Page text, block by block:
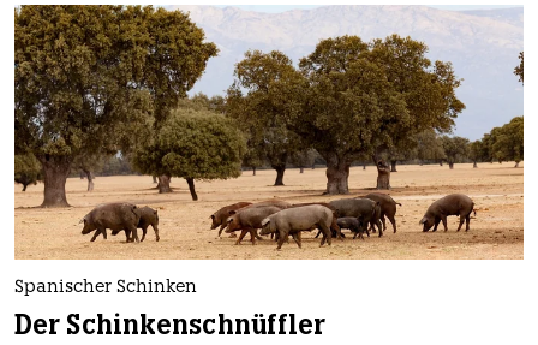
Spanischer Schinken
Der Schinkenschnüffler